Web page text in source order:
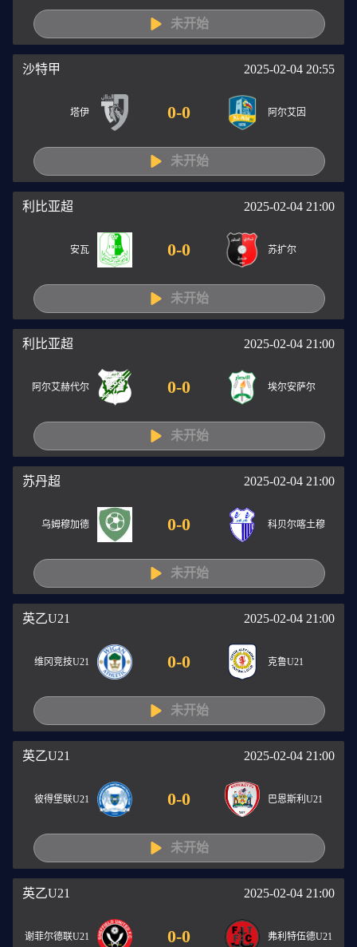
未开始
沙特甲 2025-02-04 20:55
塔伊 0-0 阿尔艾因
未开始
利比亚超 2025-02-04 21:00
安瓦 0-0 苏扩尔
未开始
利比亚超 2025-02-04 21:00
阿尔艾赫代尔 0-0 埃尔安萨尔
未开始
苏丹超 2025-02-04 21:00
乌姆穆加德 0-0 科贝尔喀土穆
未开始
英乙U21 2025-02-04 21:00
维冈竞技U21 0-0 克鲁U21
未开始
英乙U21 2025-02-04 21:00
彼得堡联U21 0-0 巴恩斯利U21
未开始
英乙U21 2025-02-04 21:00
谢菲尔德联U21 0-0 弗利特伍德U21